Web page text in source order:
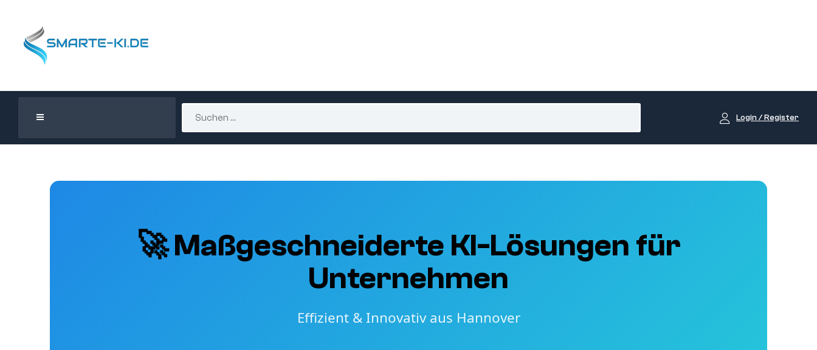
Login / Register
🚀 Maßgeschneiderte KI-Lösungen für
Unternehmen
Effizient & Innovativ aus Hannover